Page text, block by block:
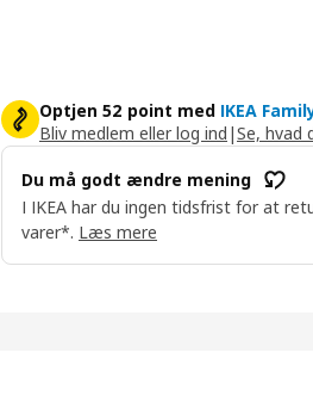
Optjen 52 point med IKEA
Bliv medlem eller log ind |Se, hvad
Du må godt ændre mening
I IKEA har du ingen tidsfrist for at
varer*. Læs mere